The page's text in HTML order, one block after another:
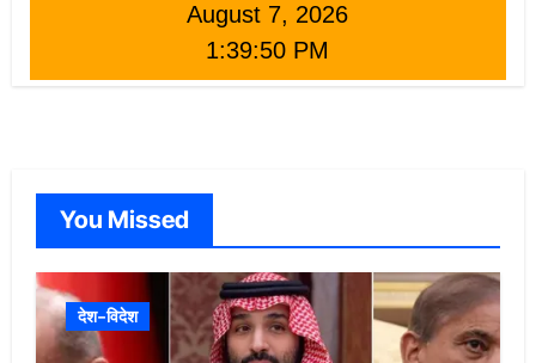
August 7, 2026
1:39:52 PM
You Missed
देश-विदेश